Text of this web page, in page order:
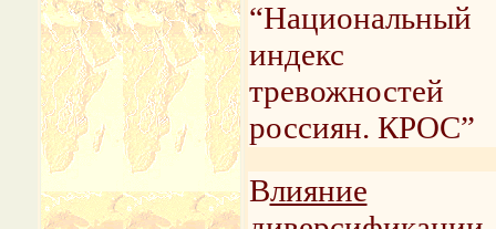
“Национальный
индекс
тревожностей
россиян. КРОС”
Влияние